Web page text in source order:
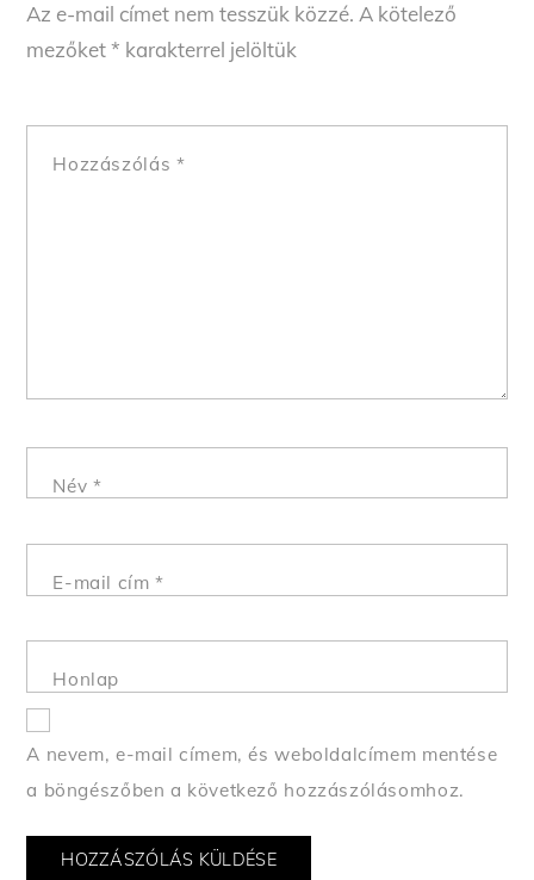
Az e-mail címet nem tesszük közzé. A kötelező
mezőket* karakterrel jelöltük
Hozzászólás *
Név *
E-mail cím*
Honlap
A nevem, e-mail címem, és weboldalcímem mentése
a böngészőben a következő hozzászólásomhoz.